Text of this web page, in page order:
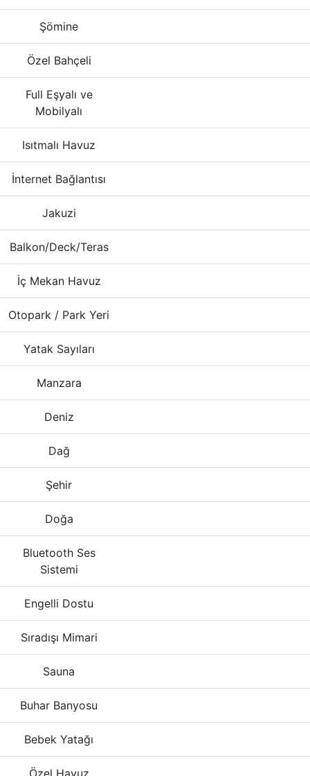
Şömine
Özel Bahçeli
Full Eşyalı ve
Mobilyalı
Isıtmalı Havuz
İnternet Bağlantısı
Jakuzi
Balkon/Deck/Teras
İç Mekan Havuz
Otopark / Park Yeri
Yatak Sayıları
Manzara
Deniz
Dağ
Şehir
Doğa
Bluetooth Ses
Sistemi
Engelli Dostu
Sıradışı Mimari
Sauna
Buhar Banyosu
Bebek Yatağı
Özel Havuz